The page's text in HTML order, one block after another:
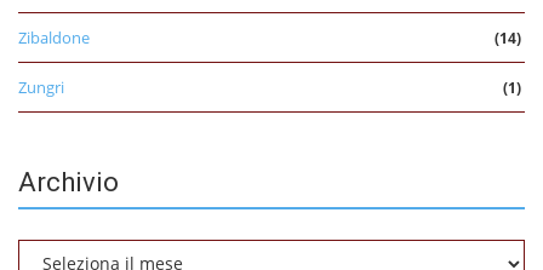
Zibaldone (14)
Zungri (1)
Archivio
Archivio